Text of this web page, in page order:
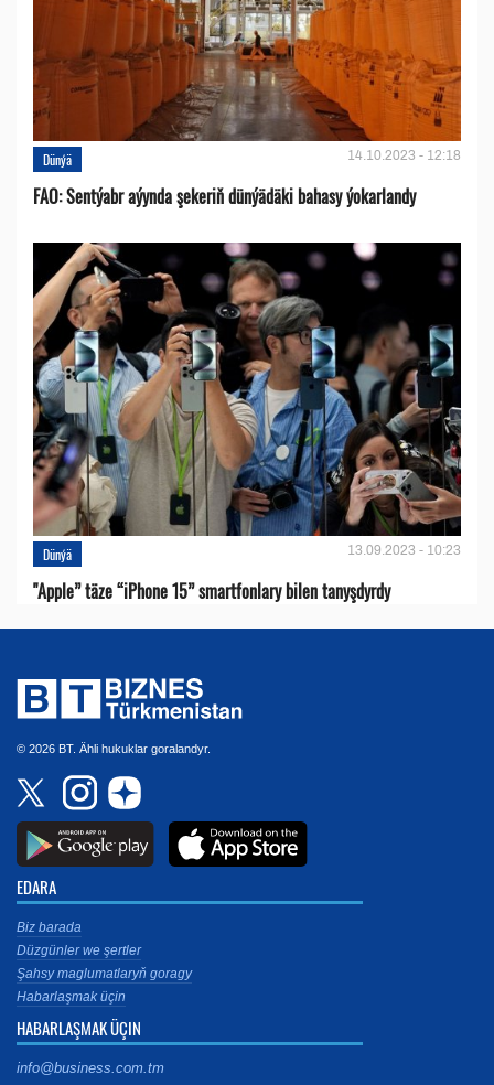
Dünýä 14.10.2023 - 12:18
FAO: Sentýabr aýynda şekeriň dünýädäki bahasy ýokarlandy
Dünýä 13.09.2023 - 10:23
"Apple” täze “iPhone 15” smartfonlary bilen tanyşdyrdy
© 2026 BT. Ähli hukuklar goralandyr.
EDARA
Biz barada
Düzgünler we şertler
Şahsy maglumatlaryň goragy
Habarlaşmak üçin
HABARLAŞMAK ÜÇIN
info@business.com.tm